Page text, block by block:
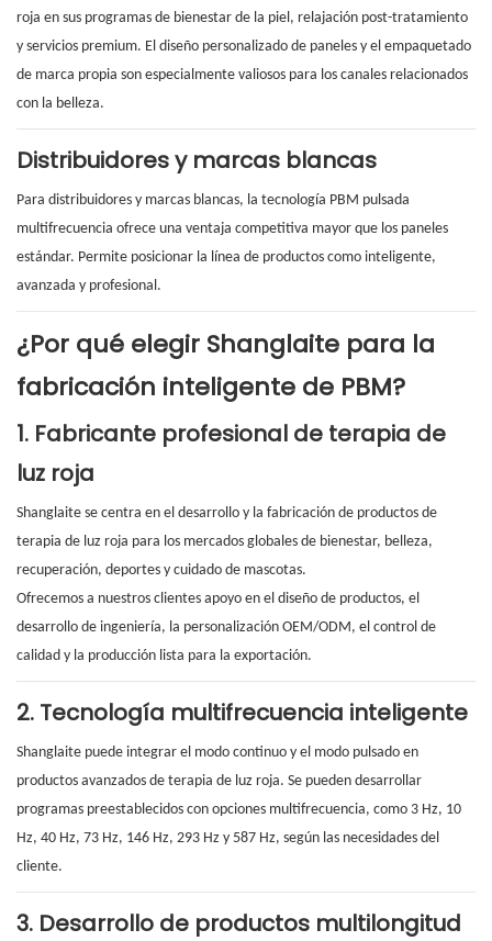
roja en sus programas de bienestar de la piel, relajación post-tratamiento
y servicios premium. El diseño personalizado de paneles y el empaquetado
de marca propia son especialmente valiosos para los canales relacionados
con la belleza.
Distribuidores y marcas blancas
Para distribuidores y marcas blancas, la tecnología PBM pulsada
multifrecuencia ofrece una ventaja competitiva mayor que los paneles
estándar. Permite posicionar la línea de productos como inteligente,
avanzada y profesional.
¿Por qué elegir Shanglaite para la
fabricación inteligente de PBM?
1. Fabricante profesional de terapia de
luz roja
Shanglaite se centra en el desarrollo y la fabricación de productos de
terapia de luz roja para los mercados globales de bienestar, belleza,
recuperación, deportes y cuidado de mascotas.
Ofrecemos a nuestros clientes apoyo en el diseño de productos, el
desarrollo de ingeniería, la personalización OEM/ODM, el control de
calidad y la producción lista para la exportación.
2. Tecnología multifrecuencia inteligente
Shanglaite puede integrar el modo continuo y el modo pulsado en
productos avanzados de terapia de luz roja. Se pueden desarrollar
programas preestablecidos con opciones multifrecuencia, como 3 Hz, 10
Hz, 40 Hz, 73 Hz, 146 Hz, 293 Hz y 587 Hz, según las necesidades del
cliente.
3. Desarrollo de productos multilongitud